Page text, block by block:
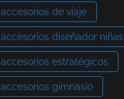
accesorios de viaje
accesorios diseñador niñas
accesorios estratégicos
accesorios gimnasio